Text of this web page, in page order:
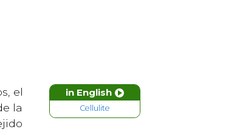
in English
Cellulite
el
la